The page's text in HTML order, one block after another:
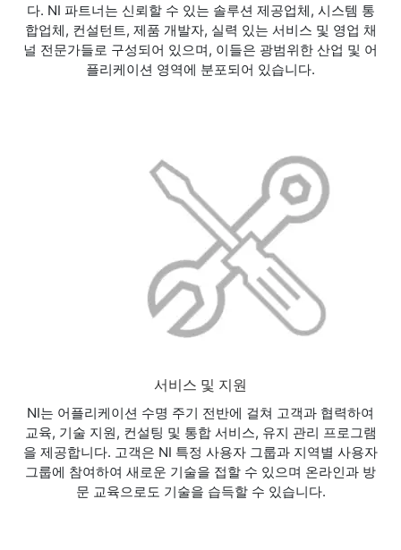
다. NI 파트너는 신뢰할 수 있는 솔루션 제공업체, 시스템 통
합업체, 컨설턴트, 제품 개발자, 실력 있는 서비스 및 영업 채
널 전문가들로 구성되어 있으며, 이들은 광범위한 산업 및 어
플리케이션 영역에 분포되어 있습니다.
서비스 및 지원
NI는 어플리케이션 수명 주기 전반에 걸쳐 고객과 협력하여
교육, 기술 지원, 컨설팅 및 통합 서비스, 유지 관리 프로그램
을 제공합니다. 고객은 NI 특정 사용자 그룹과 지역별 사용자
그룹에 참여하여 새로운 기술을 접할 수 있으며 온라인과 방
문 교육으로도 기술을 습득할 수 있습니다.